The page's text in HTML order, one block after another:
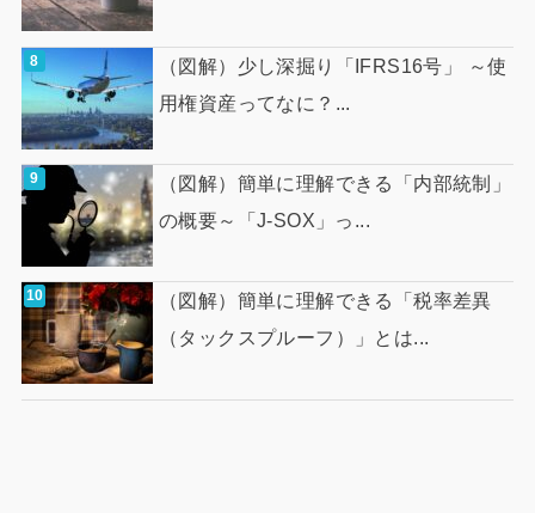
（図解）少し深掘り「IFRS16号」 ～使
用権資産ってなに？...
（図解）簡単に理解できる「内部統制」
の概要～「J-SOX」っ...
（図解）簡単に理解できる「税率差異
（タックスプルーフ）」とは...